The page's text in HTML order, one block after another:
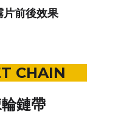
片前後效果
CHAIN
鏈帶